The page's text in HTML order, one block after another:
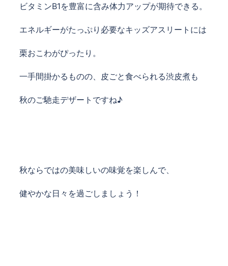
ビタミンB1を豊富に含み体力アップが期待できる。
エネルギーがたっぷり必要なキッズアスリートには
栗おこわがぴったり。
一手間掛かるものの、皮ごと食べられる渋皮煮も
秋のご馳走デザートですね♪
秋ならではの美味しいの味覚を楽しんで、
健やかな日々を過ごしましょう！